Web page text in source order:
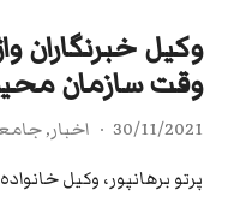
وکیل خبرنگاران
وقت سازمان
30/11/2021 اخبار,
پرتو برهانپور، وکیل